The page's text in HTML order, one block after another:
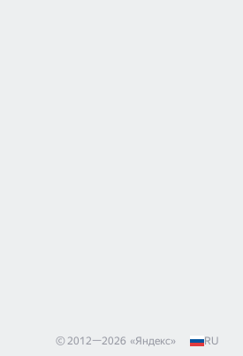
© 2012—2026 «Яндекс» RU